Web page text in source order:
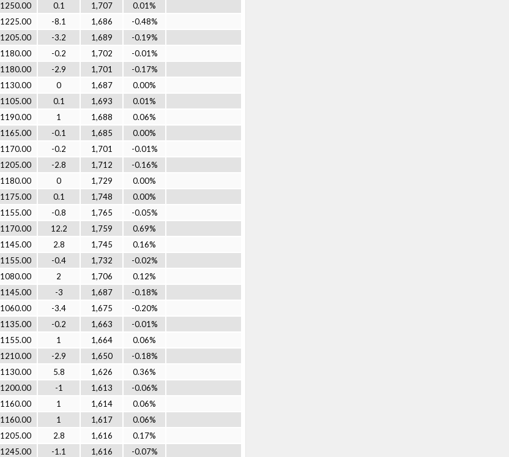
1250.00 0.1 1,707
0.01%
1225.00 -8.1 1,686
-0.48%
1205.00 -3.2 1,689
-0.19%
1180.00 -0.2 1,702
-0.01%
1180.00 -2.9 1,701
-0.17%
1130.00 0 1,687
0.00%
1105.00 0.1 1,693
0.01%
1190.00 1 1,688
0.06%
1165.00 -0.1 1,685
0.00%
1170.00 -0.2 1,701
-0.01%
1205.00 -2.8 1,712
-0.16%
1180.00 0 1,729
0.00%
1175.00 0.1 1,748
0.00%
1155.00 -0.8 1,765
-0.05%
1170.00 12.2 1,759
0.69%
1145.00 2.8 1,745
0.16%
1155.00 -0.4 1,732
-0.02%
1080.00 2 1,706
0.12%
1145.00 -3 1,687
-0.18%
1060.00 -3.4 1,675
-0.20%
1135.00 -0.2 1,663
-0.01%
1155.00 1 1,664
0.06%
1210.00 -2.9 1,650
-0.18%
1130.00 5.8 1,626
0.36%
1200.00 -1 1,613
-0.06%
1160.00 1 1,614
0.06%
1160.00 1 1,617
0.06%
1205.00 2.8 1,616
0.17%
1245.00 -1.1 1,616
-0.07%